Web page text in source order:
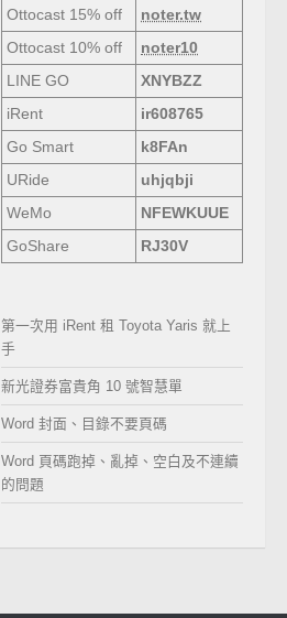
Ottocast 15% off
noter.tw
Ottocast 10% off
noter10
LINE GO
XNYBZZ
iRent
ir608765
Go Smart
k8FAn
URide
uhjqbji
WeMo
NFEWKUUE
GoShare
RJ30V
第一次用 iRent 租 Toyota Yaris 就上
手
新光證券富貴角 10 號智慧單
Word 封面、目錄不要頁碼
Word 頁碼跑掉、亂掉、空白及不連續
的問題